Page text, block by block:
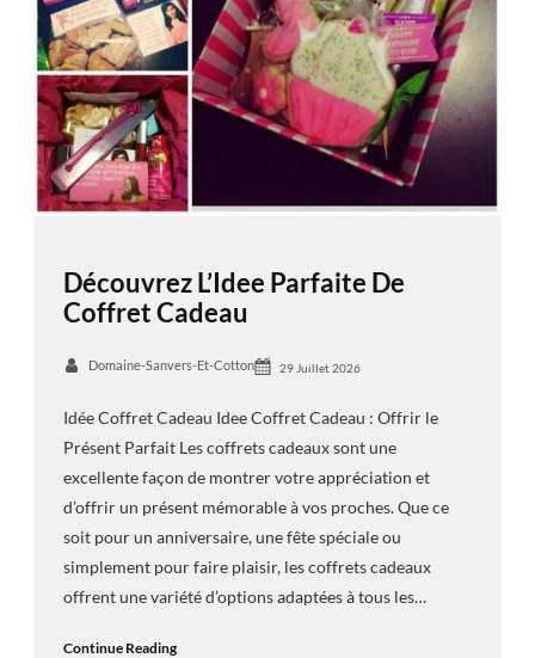
Découvrez L’Idee Parfaite De
Coffret Cadeau
Domaine-Sanvers-Et-Cotton 29 Juillet 2026
Idée Coffret Cadeau Idee Coffret Cadeau : Offrir le
Présent Parfait Les coffrets cadeaux sont une
excellente façon de montrer votre appréciation et
d’offrir un présent mémorable à vos proches. Que ce
soit pour un anniversaire, une fête spéciale ou
simplement pour faire plaisir, les coffrets cadeaux
offrent une variété d’options adaptées à tous les…
Continue Reading